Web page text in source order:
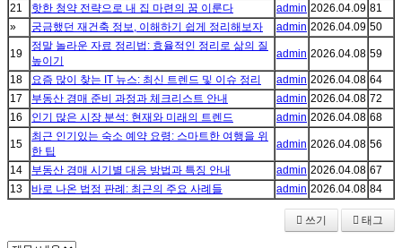
21
핫한 청약 전략으로 내 집 마련의 꿈 이룬다 admin 2026.04.09 81
»
궁금했던 재건축 정보, 이해하기 쉽게 정리해보자 admin 2026.04.09 50
19
정말 놀라운 자료 정리법: 효율적인 정리로 삶의 질
높이기
admin 2026.04.08 59
18 요즘 많이 찾는 IT 뉴스: 최신 트렌드 및 이슈 정리 admin 2026.04.08 64
17
부동산 경매 준비 과정과 체크리스트 안내 admin 2026.04.08 72
16
인기 많은 시장 분석: 현재와 미래의 트렌드 admin 2026.04.08 68
15
최근 인기있는 숙소 예약 요령: 스마트한 여행을 위
한 팁
admin 2026.04.08 56
14 부동산 경매 시기별 대응 방법과 특징 안내 admin 2026.04.08 67
13
바로 나온 법정 판례: 최근의 주요 사례들 admin 2026.04.08 84
쓰기 태그